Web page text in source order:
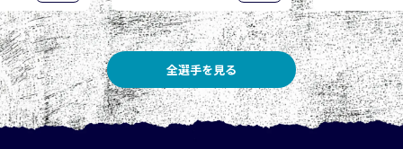
全選手を見る